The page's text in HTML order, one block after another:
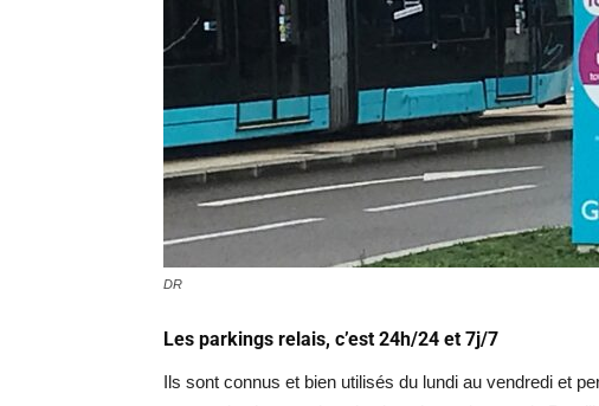
DR
Les parkings relais, c’est 24h/24 et 7j/7
Ils sont connus et bien utilisés du lundi au vendredi et